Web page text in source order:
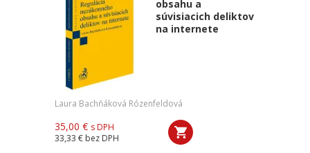
obsahu a
súvisiacich deliktov
na internete
Laura Bachňáková Rózenfeldová
35,00 € s DPH
33,33 € bez DPH